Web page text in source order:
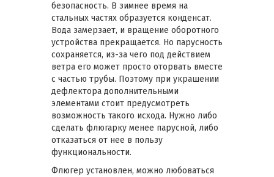
безопасность. В зимнее время на
стальных частях образуется конденсат.
Вода замерзает, и вращение оборотного
устройства прекращается. Но парусность
сохраняется, из-за чего под действием
ветра его может просто оторвать вместе
с частью трубы. Поэтому при украшении
дефлектора дополнительными
элементами стоит предусмотреть
возможность такого исхода. Нужно либо
сделать флюгарку менее парусной, либо
отказаться от нее в пользу
функциональности.
Флюгер установлен, можно любоваться